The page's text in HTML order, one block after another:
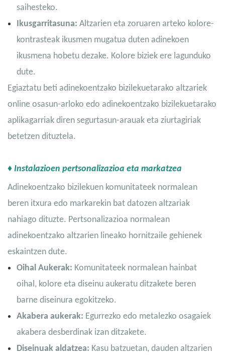
saihesteko.
Ikusgarritasuna: Altzarien eta zoruaren arteko kolore-
kontrasteak ikusmen mugatua duten adinekoen
ikusmena hobetu dezake. Kolore biziek ere lagunduko
dute.
Egiaztatu beti adinekoentzako bizilekuetarako altzariek
online osasun-arloko edo adinekoentzako bizilekuetarako
aplikagarriak diren segurtasun-arauak eta ziurtagiriak
betetzen dituztela.
♦ Instalazioen pertsonalizazioa eta markatzea
Adinekoentzako bizilekuen komunitateek normalean
beren itxura edo markarekin bat datozen altzariak
nahiago dituzte. Pertsonalizazioa normalean
adinekoentzako altzarien lineako hornitzaile gehienek
eskaintzen dute.
Oihal Aukerak: Komunitateek normalean hainbat
oihal, kolore eta diseinu aukeratu ditzakete beren
barne diseinura egokitzeko.
Akabera aukerak: Egurrezko edo metalezko osagaiek
akabera desberdinak izan ditzakete.
Diseinuak aldatzea: Kasu batzuetan, dauden altzarien